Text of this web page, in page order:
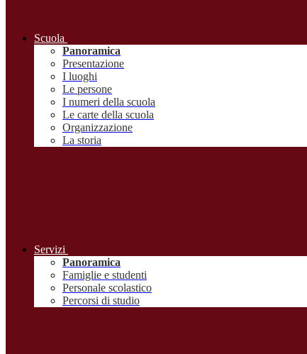
Scuola
Panoramica
Presentazione
I luoghi
Le persone
I numeri della scuola
Le carte della scuola
Organizzazione
La storia
Servizi
Panoramica
Famiglie e studenti
Personale scolastico
Percorsi di studio